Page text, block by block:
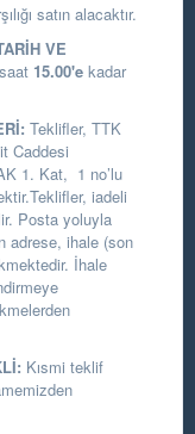
satın alacaktır.
VE
15.00'e kadar
Teklifler, TTK
Caddesi
1. Kat, 1 no’lu
iadeli
Posta yoluyla
adrese, ihale (son
İhale
Kısmi teklif